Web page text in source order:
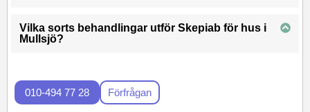
Vilka sorts behandlingar utför Skepiab för hus i
Mullsjö?
010-494 77 28 Förfrågan